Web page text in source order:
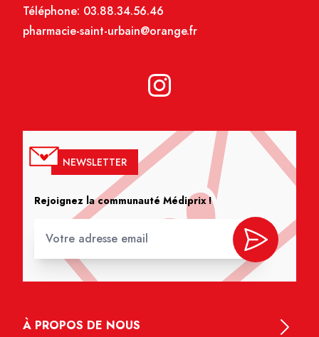
Téléphone: 03.88.34.56.46
pharmacie-saint-urbain@orange.fr
NEWSLETTER
Rejoignez la communauté Médiprix !
À PROPOS DE NOUS